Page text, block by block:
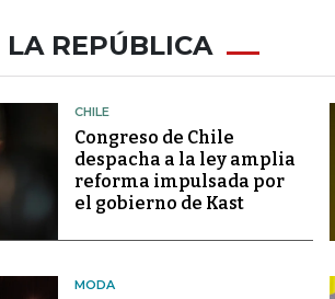
LA REPÚBLICA
CHILE
Congreso de Chile
despacha a la ley amplia
reforma impulsada por
el gobierno de Kast
MODA